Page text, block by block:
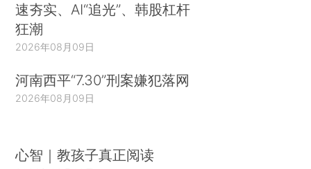
速夯实、AI“追光”、韩股杠杆
狂潮
2026年08月09日
河南西平“7.30”刑案嫌犯落网
2026年08月09日
心智｜教孩子真正阅读